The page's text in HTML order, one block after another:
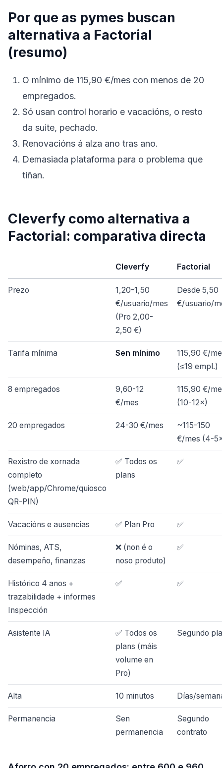
Por que as pymes buscan
alternativa a Factorial
(resumo)
O mínimo de 115,90 €/mes con menos de 20
empregados.
Só usan control horario e vacacións, o resto
da suite, pechado.
Renovacións á alza ano tras ano.
Demasiada plataforma para o problema que
tiñan.
Cleverfy como alternativa a
Factorial: comparativa directa
Cleverfy Factorial
Prezo
1,20-1,50
€/usuario/mes
(Pro 2,00-
2,50 €)
Desde 5,50
€/usuario/
Tarifa mínima Sen mínimo
115,90 €/
(≤19 empl.)
8 empregados
9,60-12
€/mes
115,90 €/
(10-12×)
20 empregados 24-30 €/mes
~115-150
€/mes (4-
Rexistro de xornada
completo
(web/app/Chrome/quiosco
QR-PIN)
✅ Todos os
plans
✅
Vacacións e ausencias ✅ Plan Pro ✅
Nóminas, ATS,
desempeño, finanzas
❌ (non é o
noso produto)
✅
Histórico 4 anos +
trazabilidade + informes
Inspección
✅ ✅
Asistente IA
✅ Todos os
plans (máis
volume en
Pro)
Segundo
Alta 10 minutos Días/
Permanencia
Sen
permanencia
Segundo
contrato